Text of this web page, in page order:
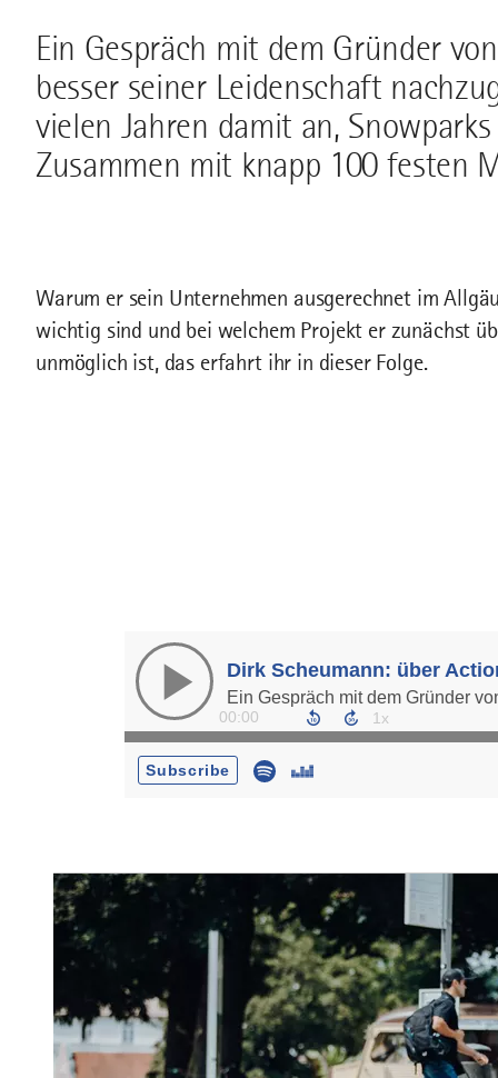
Ein Gespräch mit dem Gründer
besser seiner Leidenschaft
vielen Jahren damit an,
Zusammen mit knapp 100 festen
Warum er sein Unternehmen ausgerechnet im
wichtig sind und bei welchem Projekt er zunächst
unmöglich ist, das erfahrt ihr in dieser Folge.